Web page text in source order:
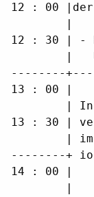
12 : 00
|
12 : 30 | -
|
--------
13 : 00
|
13 : 30 |
|
--------+
14 : 00
|